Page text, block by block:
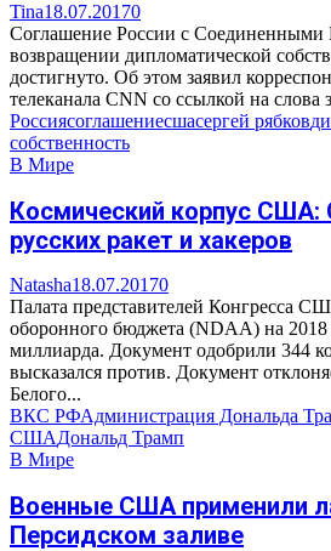
Tina18.07.20170
Соглашение России с
возвращении дипломатической
достигнуто. Об этом заявил
телеканала CNN со ссылкой на
Россиясоглашениесшасергей рябков
собственность
В Мире
Космический корпус США:
русских ракет и хакеров
Natasha18.07.20170
Палата представителей Конгресса
оборонного бюджета (NDAA) на 2018
миллиарда. Документ одобрили 344
высказался против. Документ
Белого...
ВКС РФАдминистрация Дональда
СШАДональд Трамп
В Мире
Военные США применили
Персидском заливе